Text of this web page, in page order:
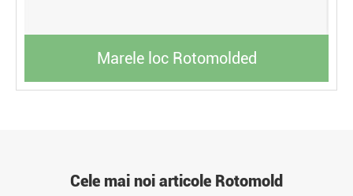
Marele loc Rotomolded
Cele mai noi articole Rotomold